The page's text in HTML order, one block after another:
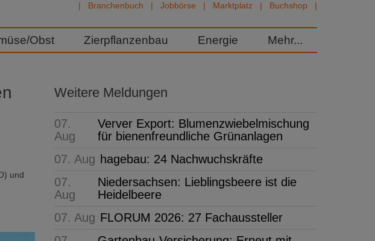
Branchenbuch Jobbörse Marktplatz Buchshop
Obst Zierpflanzenbau Energie Mehr...
und
Weitere Meldungen
07.
Aug
Verver Export: Blumenzwiebelmischung
für bienenfreundliche Grünanlagen
07. Aug hagebau: 24 Nachwuchskräfte
07.
Aug
Niedersachsen: Lieblingsbeere ist die
Heidelbeere
07. Aug FLORUM 2026: 27 Fachaussteller